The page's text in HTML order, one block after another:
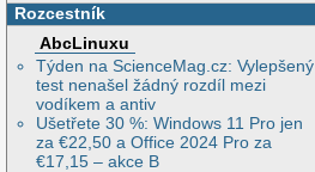
Rozcestník
AbcLinuxu
Týden na ScienceMag.cz: Vylepšený
test nenašel žádný rozdíl mezi
vodíkem a antiv
Ušetřete 30 %: Windows 11 Pro jen
za €22,50 a Office 2024 Pro za
€17,15 – akce B